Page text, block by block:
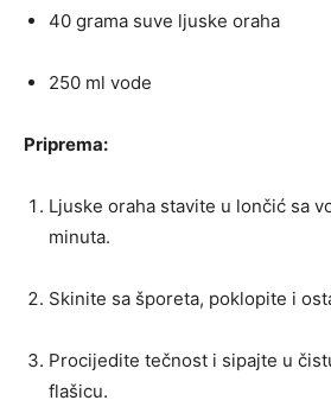
40 grama suve ljuske oraha
250 ml vode
Priprema:
Ljuske oraha stavite u lončić sa
minuta.
Skinite sa šporeta, poklopite i
Procijedite tečnost i sipajte u
flašicu.